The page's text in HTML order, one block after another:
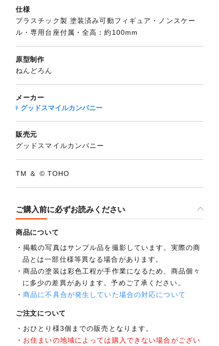
仕様
プラスチック製 塗装済み可動フィギュア・ノンスケー
ル・専用台座付属・全高：約100mm
原型制作
ねんどろん
メーカー
グッドスマイルカンパニー
販売元
グッドスマイルカンパニー
TM ＆ © TOHO
ご購入前に必ずお読みください
商品について
掲載の写真はサンプル品を撮影しています。実際の商
品とは一部仕様等異なる場合があります。
商品の塗装は彩色工程が手作業になるため、商品個々
に多少の差異があります。予めご了承ください。
商品に不具合が発生していた場合の対応について
ご注文について
おひとり様3個までの販売となります。
お住まいの地域によっては購入できない場合がござい